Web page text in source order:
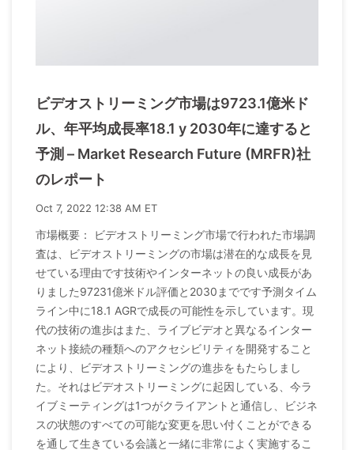
ビデオストリーミング市場は9723.1億米ド
ル、年平均成長率18.1 y 2030年に達すると
予測 – Market Research Future (MRFR)社
のレポート
Oct 7, 2022 12:38 AM ET
市場概要： ビデオストリーミング市場で行われた市場調
査は、ビデオストリーミングの市場は潜在的な成長を見
せている理由です技術やインターネットの良い成長があ
りました97231億米ドル評価と2030までです予測タイム
ライン中に18.1 AGRで成長の可能性を示しています。現
代の技術の進歩はまた、ライブビデオと異なるインター
ネット接続の種類へのアクセシビリティを開発すること
により、ビデオストリーミングの進歩をもたらしまし
た。それはビデオストリーミングに起因している、今ラ
イブミーティングは1つがクライアントと通信し、ビジネ
スの状態のすべての可能な変更を思い付くことができる
を通して生きている会議と一緒に非常によく実施するこ